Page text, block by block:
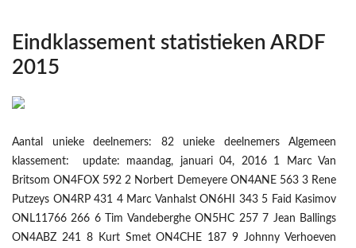
Eindklassement statistieken ARDF
2015
Aantal unieke deelnemers: 82 unieke deelnemers Algemeen
klassement: update: maandag, januari 04, 2016 1 Marc Van
Britsom ON4FOX 592 2 Norbert Demeyere ON4ANE 563 3 Rene
Putzeys ON4RP 431 4 Marc Vanhalst ON6HI 343 5 Faid Kasimov
ONL11766 266 6 Tim Vandeberghe ON5HC 257 7 Jean Ballings
ON4ABZ 241 8 Kurt Smet ON4CHE 187 9 Johnny Verhoeven